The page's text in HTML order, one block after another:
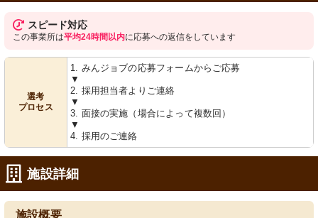
明るい自然光が差し込むプライベート
空間です。リラックスできる環境が整
っています。
浴室
ざまな設備が整っています。快適なケ
アが提供できます。
スピード対応
この事業所は平均24時間以内に応募への返信をしています
選考
プロセス
1. みんジョブの応募フォームからご応募
▼
2. 採用担当者よりご連絡
▼
3. 面接の実施（場合によって複数回）
▼
4. 採用のご連絡
施設詳細
施設概要